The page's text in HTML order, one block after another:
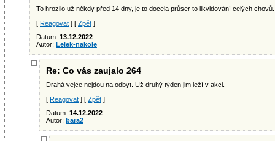
To hrozilo už někdy před 14 dny, je to docela průser to likvidování celých chovů.
[ Reagovat ] [ Zpět ]
Datum: 13.12.2022
Autor: Lelek-nakole
Re: Co vás zaujalo 264
Drahá vejce nejdou na odbyt. Už druhý týden jim leží v akci.
[ Reagovat ] [ Zpět ]
Datum: 14.12.2022
Autor: bara2